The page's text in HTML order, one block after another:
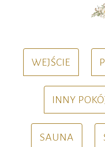
WEJŚCIE
INNY
SAUNA